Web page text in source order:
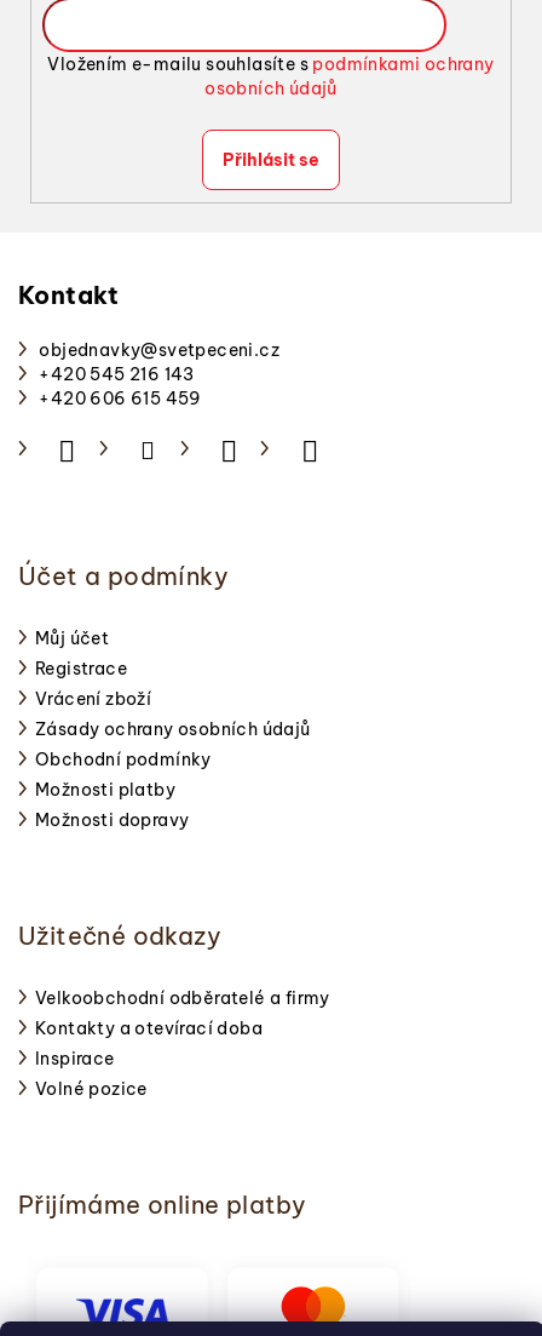
Vložením e-mailu souhlasíte s podmínkami ochrany
osobních údajů
Přihlásit se
Kontakt
objednavky@svetpeceni.cz
+420 545 216 143
+420 606 615 459
Účet a podmínky
Můj účet
Registrace
Vrácení zboží
Zásady ochrany osobních údajů
Obchodní podmínky
Možnosti platby
Možnosti dopravy
Užitečné odkazy
Velkoobchodní odběratelé a firmy
Kontakty a otevírací doba
Inspirace
Volné pozice
Přijímáme online platby